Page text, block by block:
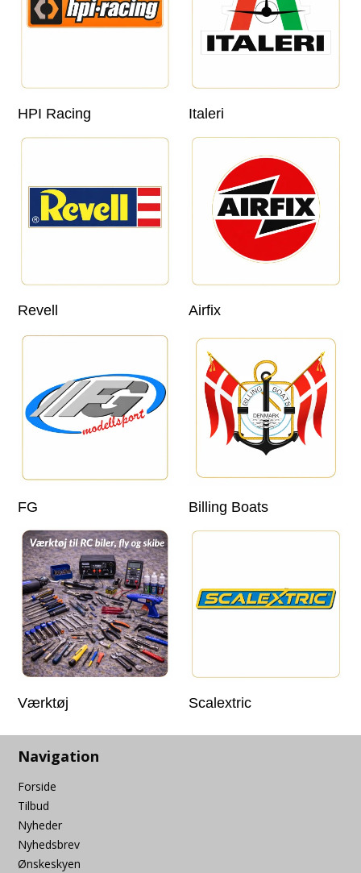
HPI Racing Italeri
Revell Airfix
FG Billing Boats
Værktøj Scalextric
Navigation
Forside
Tilbud
Nyheder
Nyhedsbrev
Ønskeskyen